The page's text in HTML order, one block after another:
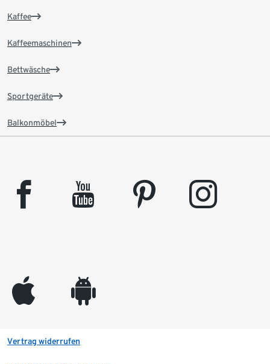
Kaffee
Kaffeemaschinen
Bettwäsche
Sportgeräte
Balkonmöbel
facebook youtube pinterest instagram
appleinc android
Vertrag widerrufen